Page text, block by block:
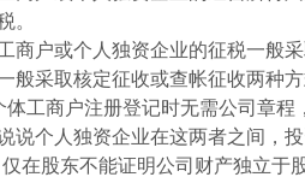
。
商户或个人独资企业的征税一般
般采取核定征收或查帐征收两种方
体工商户注册登记时无需公司章程
说个人独资企业在这两者之间，
仅在股东不能证明公司财产独立于